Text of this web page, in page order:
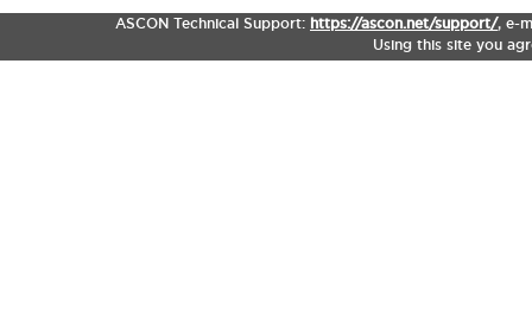
ASCON Technical Support: https://ascon.net/support/, e-
Using this site you